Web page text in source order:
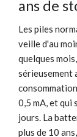
ans de
Les piles
veille d'au
quelques
sérieusement
0,5 mA, et qui
jours. La
plus de 10